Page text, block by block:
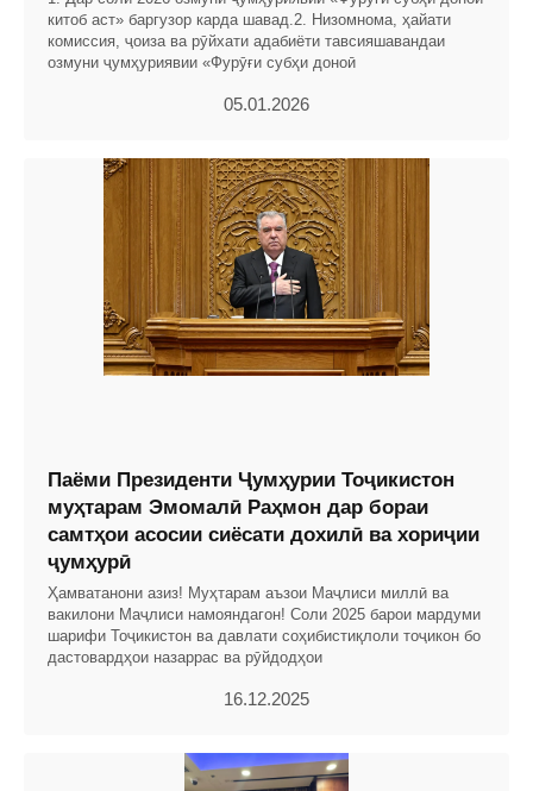
китоб аст» баргузор карда шавад.2. Низомнома, ҳайати
комиссия, ҷоиза ва рӯйхати адабиёти тавсияшавандаи
озмуни ҷумҳуриявии «Фурӯғи субҳи доноӣ
05.01.2026
Паёми Президенти Ҷумҳурии Тоҷикистон
муҳтарам Эмомалӣ Раҳмон дар бораи
самтҳои асосии сиёсати дохилӣ ва хориҷии
ҷумҳурӣ
Ҳамватанони азиз! Муҳтарам аъзои Маҷлиси миллӣ ва
вакилони Маҷлиси намояндагон! Соли 2025 барои мардуми
шарифи Тоҷикистон ва давлати соҳибистиқлоли тоҷикон бо
дастовардҳои назаррас ва рӯйдодҳои
16.12.2025